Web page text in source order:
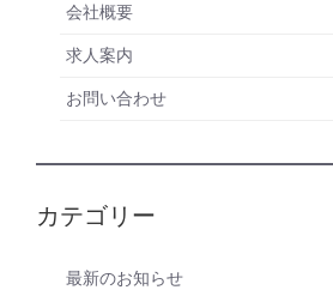
会社概要
求人案内
お問い合わせ
カテゴリー
最新のお知らせ